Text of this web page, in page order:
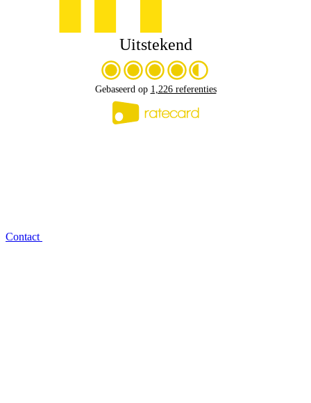
Uitstekend
Gebaseerd op 1,226 referenties
Contact